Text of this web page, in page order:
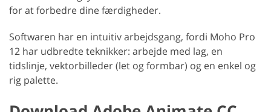
for at forbedre dine færdigheder.
Softwaren har en intuitiv arbejdsgang, fordi Moho Pro
12 har udbredte teknikker: arbejde med lag, en
tidslinje, vektorbilleder (let og formbar) og en enkel og
rig palette.